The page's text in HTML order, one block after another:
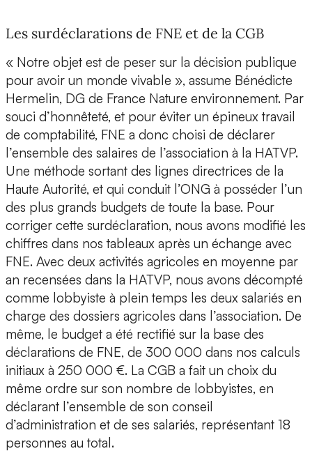
Les surdéclarations de FNE et de la CGB
« Notre objet est de peser sur la décision publique
pour avoir un monde vivable », assume Bénédicte
Hermelin, DG de France Nature environnement. Par
souci d’honnêteté, et pour éviter un épineux travail
de comptabilité, FNE a donc choisi de déclarer
l’ensemble des salaires de l’association à la HATVP.
Une méthode sortant des lignes directrices de la
Haute Autorité, et qui conduit l’ONG à posséder l’un
des plus grands budgets de toute la base. Pour
corriger cette surdéclaration, nous avons modifié les
chiffres dans nos tableaux après un échange avec
FNE. Avec deux activités agricoles en moyenne par
an recensées dans la HATVP, nous avons décompté
comme lobbyiste à plein temps les deux salariés en
charge des dossiers agricoles dans l’association. De
même, le budget a été rectifié sur la base des
déclarations de FNE, de 300 000 dans nos calculs
initiaux à 250 000 €. La CGB a fait un choix du
même ordre sur son nombre de lobbyistes, en
déclarant l’ensemble de son conseil
d’administration et de ses salariés, représentant 18
personnes au total.